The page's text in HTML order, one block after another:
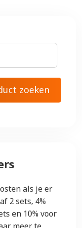
als je er
2 sets, 4%
en 10% voor